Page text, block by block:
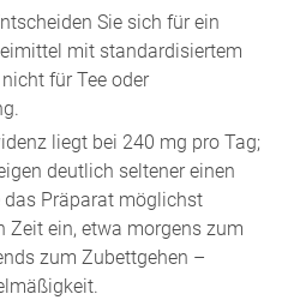
Sie sich für ein
mit standardisiertem
für Tee oder
liegt bei 240 mg pro Tag;
deutlich seltener einen
das Präparat möglichst
Zeit ein, etwa morgens zum
zum Zubettgehen –